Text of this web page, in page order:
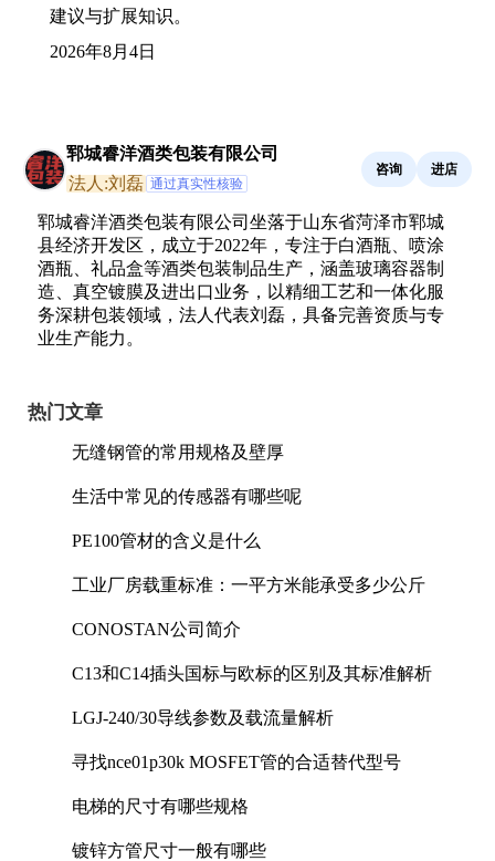
建议与扩展知识。
2026年8月4日
郓城睿洋酒类包装有限公司
法人:刘磊 通过真实性核验
咨询 进店
郓城睿洋酒类包装有限公司坐落于山东省菏泽市郓城
县经济开发区，成立于2022年，专注于白酒瓶、喷涂
酒瓶、礼品盒等酒类包装制品生产，涵盖玻璃容器制
造、真空镀膜及进出口业务，以精细工艺和一体化服
务深耕包装领域，法人代表刘磊，具备完善资质与专
业生产能力。
热门文章
无缝钢管的常用规格及壁厚
生活中常见的传感器有哪些呢
PE100管材的含义是什么
工业厂房载重标准：一平方米能承受多少公斤
CONOSTAN公司简介
C13和C14插头国标与欧标的区别及其标准解析
LGJ-240/30导线参数及载流量解析
寻找nce01p30k MOSFET管的合适替代型号
电梯的尺寸有哪些规格
镀锌方管尺寸一般有哪些